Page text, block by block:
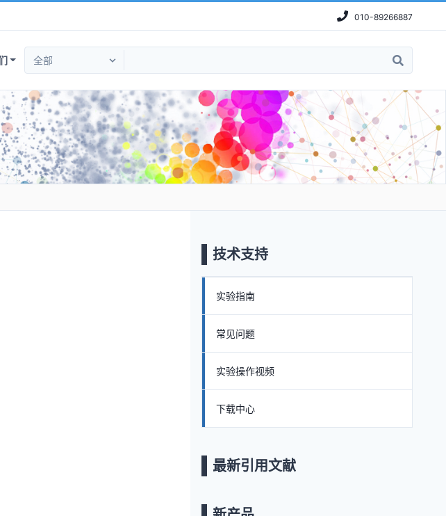
010-89266887
技术支持
实验指南
常见问题
实验操作视频
下载中心
最新引用文献